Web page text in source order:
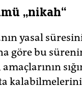
„nikah“
yasal
göre bu